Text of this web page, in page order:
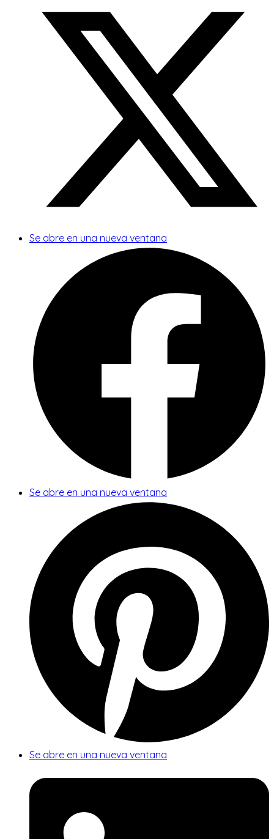
Se abre en una nueva ventana
Se abre en una nueva ventana
Se abre en una nueva ventana